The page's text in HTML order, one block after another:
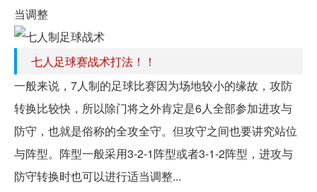
当调整
七人足球赛战术打法！！
一般来说，7人制的足球比赛因为场地较小的缘故，攻防
转换比较快，所以除门将之外肯定是6人全部参加进攻与
防守，也就是俗称的全攻全守。但攻守之间也要讲究站位
与阵型。阵型一般采用3-2-1阵型或者3-1-2阵型，进攻与
防守转换时也可以进行适当调整...